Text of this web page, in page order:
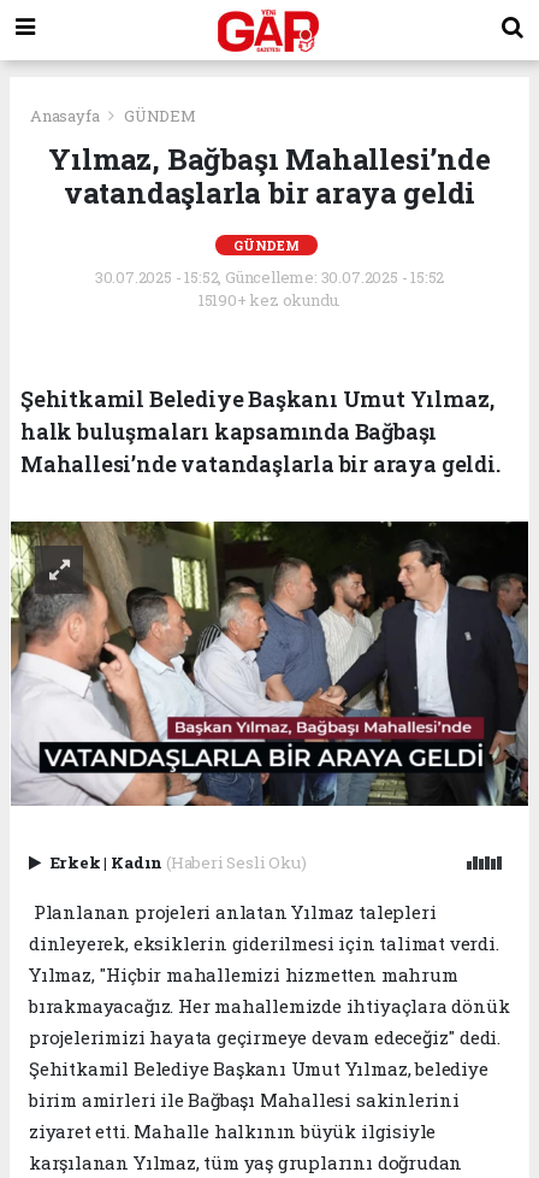
Anasayfa GÜNDEM
Yılmaz, Bağbaşı Mahallesi’nde
vatandaşlarla bir araya geldi
GÜNDEM
30.07.2025 - 15:52, Güncelleme: 30.07.2025 - 15:52
15190+ kez okundu.
Şehitkamil Belediye Başkanı Umut Yılmaz,
halk buluşmaları kapsamında Bağbaşı
Mahallesi’nde vatandaşlarla bir araya geldi.
Erkek| Kadın (Haberi Sesli Oku)
Planlanan projeleri anlatan Yılmaz talepleri
dinleyerek, eksiklerin giderilmesi için talimat verdi.
Yılmaz, "Hiçbir mahallemizi hizmetten mahrum
bırakmayacağız. Her mahallemizde ihtiyaçlara dönük
projelerimizi hayata geçirmeye devam edeceğiz" dedi.
Şehitkamil Belediye Başkanı Umut Yılmaz, belediye
birim amirleri ile Bağbaşı Mahallesi sakinlerini
ziyaret etti. Mahalle halkının büyük ilgisiyle
karşılanan Yılmaz, tüm yaş gruplarını doğrudan